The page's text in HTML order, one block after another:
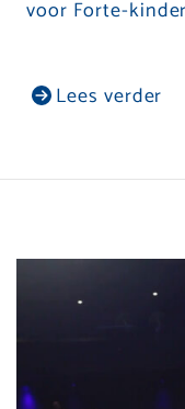
voor Forte-
Lees verder